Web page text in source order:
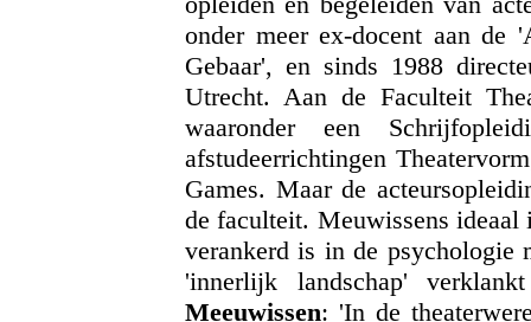
onder meer ex-docent aan de
Gebaar', en sinds 1988
Utrecht. Aan de Faculteit
waaronder een
afstudeerrichtingen
Games. Maar de
de faculteit. Meuwissens ideaal
verankerd is in de
'innerlijk landschap'
Meeuwissen: 'In de